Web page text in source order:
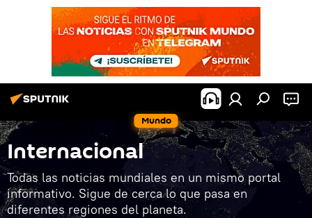
Mundo
Internacional
Todas las noticias mundiales en un mismo portal
informativo. Sigue de cerca lo que pasa en
diferentes regiones del planeta.